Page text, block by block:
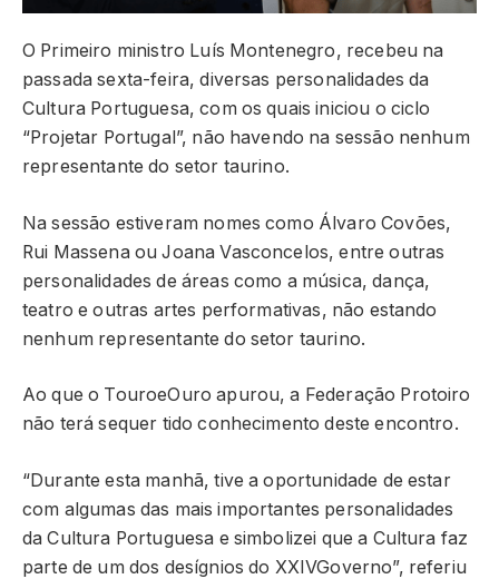
O Primeiro ministro Luís Montenegro, recebeu na
passada sexta-feira, diversas personalidades da
Cultura Portuguesa, com os quais iniciou o ciclo
“Projetar Portugal”, não havendo na sessão nenhum
representante do setor taurino.
Na sessão estiveram nomes como Álvaro Covões,
Rui Massena ou Joana Vasconcelos, entre outras
personalidades de áreas como a música, dança,
teatro e outras artes performativas, não estando
nenhum representante do setor taurino.
Ao que o TouroeOuro apurou, a Federação Protoiro
não terá sequer tido conhecimento deste encontro.
“Durante esta manhã, tive a oportunidade de estar
com algumas das mais importantes personalidades
da Cultura Portuguesa e simbolizei que a Cultura faz
parte de um dos desígnios do XXIVGoverno”, referiu